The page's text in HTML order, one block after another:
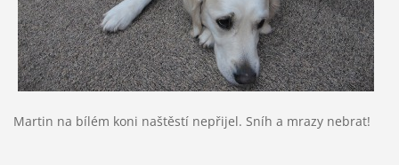
Martin na bílém koni naštěstí nepřijel. Sníh a mrazy nebrat!